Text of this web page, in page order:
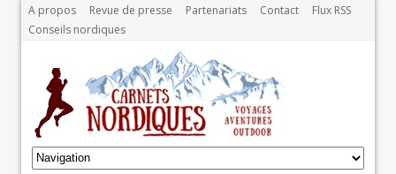
A propos Revue de presse Partenariats Contact
Flux RSS
Conseils nordiques